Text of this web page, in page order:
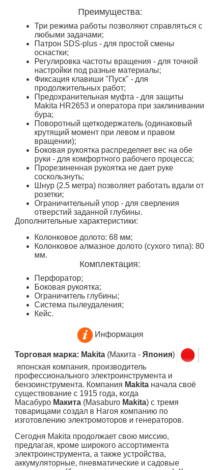
Преимущества:
Три режима работы позволяют справляться с
любыми задачами;
Патрон SDS-plus - для простой смены
оснастки;
Регулировка частоты вращения - для точной
настройки под разные материалы;
Фиксация клавиши "Пуск" - для
продолжительных работ;
Предохранительная муфта - для защиты
Makita HR2653 и оператора при заклинивании
бура;
Поворотный щеткодержатель (одинаковый
крутящий момент при левом и правом
вращении);
Боковая рукоятка распределяет вес на обе
руки - для комфортного рабочего процесса;
Прорезиненная рукоятка не дает руке
соскользнуть;
Шнур (2.5 метра) позволяет работать вдали от
розетки;
Ограничительный упор - для сверления
отверстий заданной глубины.
Дополнительные характеристики:
Колонковое долото: 68 мм;
Колонковое алмазное долото (сухого типа): 80
мм.
Комплектация:
Перфоратор;
Боковая рукоятка;
Ограничитель глубины;
Система пылеудаления;
Кейс.
Информация
Торговая марка: Makita (Макита - Япония)
японская компания, производитель
профессионального электроинструмента и
бензоинструмента. Компания Makita начала своё
существование с 1915 года, когда
Масабуро Макита (Masaburo Makita) с тремя
товарищами создал в Нагоя компанию по
изготовлению электромоторов и генераторов.
Сегодня Makita продолжает свою миссию,
предлагая, кроме широкого ассортимента
электроинструмента, а также устройства,
аккумуляторные, пневматические и садовые